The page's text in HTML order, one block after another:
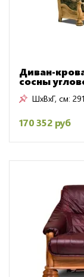
Диван-
сосны
ШxВxГ, см:
170 352 руб